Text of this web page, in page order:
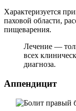
Характеризуется
паховой области,
пищеварения.
Лечение —
всех
диагноза.
Аппендицит